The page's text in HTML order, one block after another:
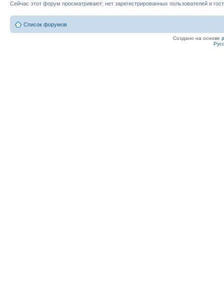
Сейчас этот форум просматривают: нет зарегистрированных пользователей и
Список форумов
Создано на основе